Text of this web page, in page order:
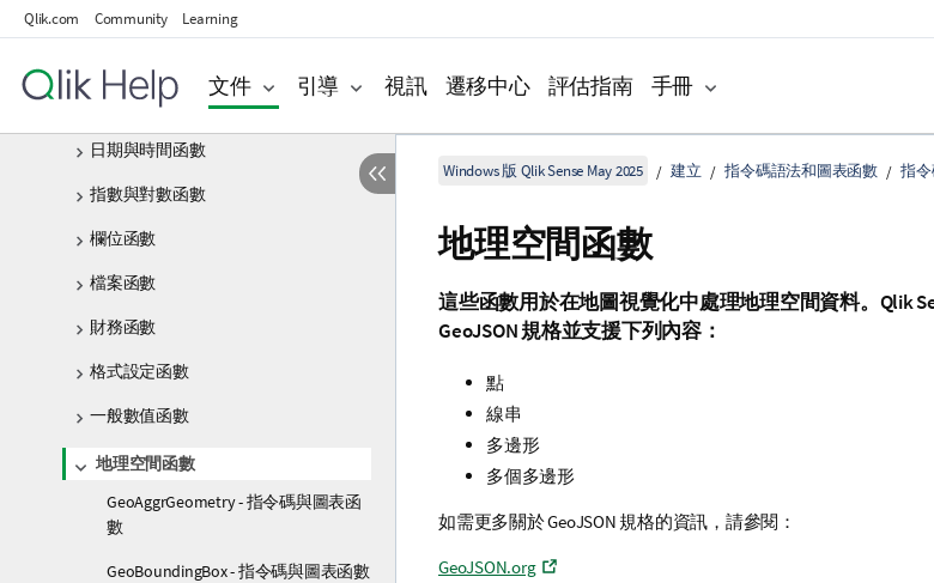
Qlik.com Community Learning
文件 引導 視訊 遷移中心 評估指南 手冊
色彩函數
計數器函數
日期與時間函數
指數與對數函數
欄位函數
檔案函數
財務函數
格式設定函數
一般數值函數
地理空間函數
GeoAggrGeometry - 指令碼與圖表函
數
GeoBoundingBox - 指令碼與圖表函數
Windows 版 Qlik Sense May 2025 建立 指令碼語法和圖表函數 指
地理空間函數
這些函數用於在地圖視覺化中處理地理空間資料。 Qlik
GeoJSON 規格並支援下列內容：
點
線串
多邊形
多個多邊形
如需更多關於 GeoJSON 規格的資訊，請參閱：
GeoJSON.org